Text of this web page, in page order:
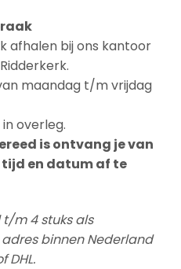
afhalen bij ons kantoor
maandag t/m vrijdag
overleg.
is ontvang je van
tijd en datum af te
m 4 stuks als
binnen Nederland
DHL.